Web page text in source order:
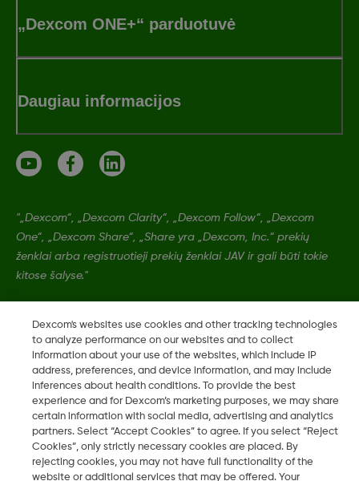
„Dexcom ONE+“ parduotuvė
Daugiau informacijos
"„Dexcom“, „Dexcom Clarity“, „Dexcom Follow“, „Dexcom
One“, „Dexcom Share“, „Share yra „Dexcom, Inc.“ prekių
ženklai arba registruotieji prekių ženklai JAV ir gali būti tokie
kitose šalyse."
LBL021329 Rev001
2026 Dexcom, Inc. Visos teisės saugomos.
LT
Keisti regioną
Dexcom's websites use cookies and other tracking technologies
to analyze performance on our websites and to collect
information about your use of the websites, which include IP
address, preferences, and device information, and may include
inferences about health conditions. To provide the best
experience and for Dexcom’s marketing purposes, we may share
certain information with social media, advertising and analytics
partners. Select “Accept Cookies” to agree. If you select “Reject
Cookies”, only strictly necessary cookies are placed. By
rejecting cookies, you may not have full functionality of the
website or additional services that may be offered. Your